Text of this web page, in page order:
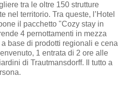
tra le oltre 150 strutture
nel territorio. Tra queste, l’Hotel
il pacchetto "Cozy stay in
4 pernottamenti in mezza
base di prodotti regionali e cena
1 entrata di 2 ore alle
di Trautmansdorff. Il tutto a